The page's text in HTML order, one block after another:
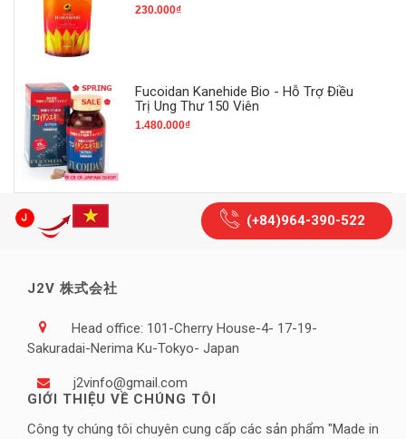
230.000₫
Fucoidan Kanehide Bio - Hỗ Trợ Điều
Trị Ung Thư 150 Viên
1.480.000₫
(+84)964-390-522
J2V 株式会社
Head office: 101-Cherry House-4- 17-19-
Sakuradai-Nerima Ku-Tokyo- Japan
j2vinfo@gmail.com
GIỚI THIỆU VỀ CHÚNG TÔI
Công ty chúng tôi chuyên cung cấp các sản phẩm "Made in